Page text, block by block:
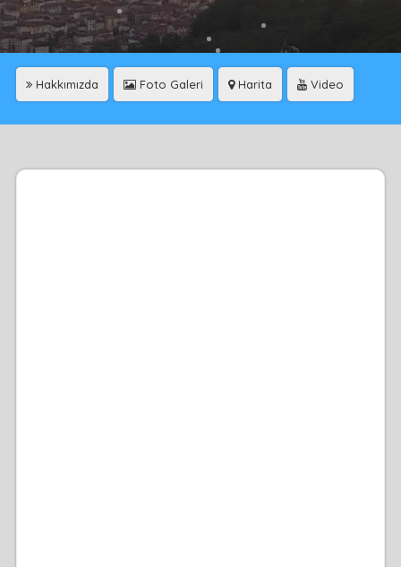
Hakkımızda Foto Galeri Harita Video